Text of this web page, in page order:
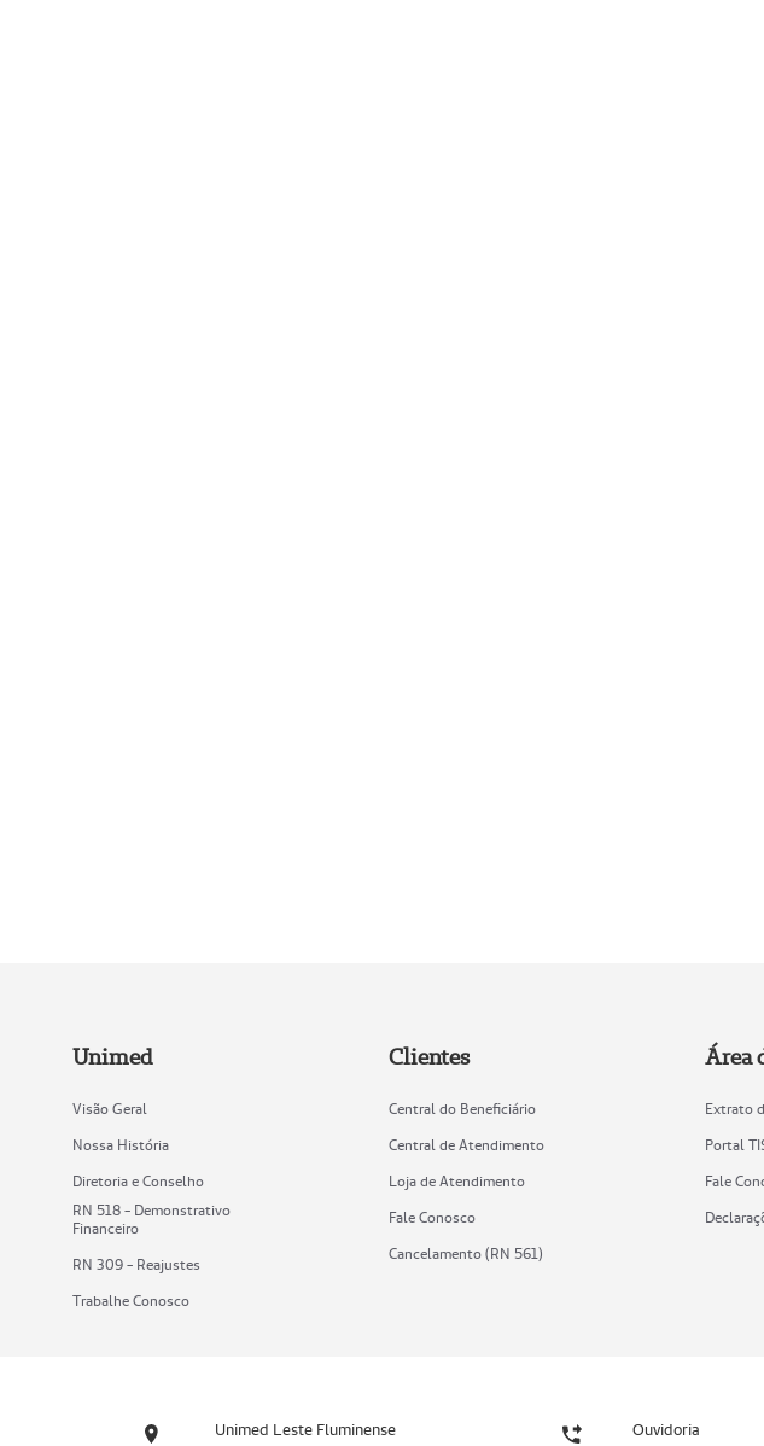
Unimed
Visão Geral
Nossa História
Diretoria e Conselho
RN 518 - Demonstrativo
Financeiro
RN 309 - Reajustes
Trabalhe Conosco
Clientes
Central do Beneficiário
Central de Atendimento
Loja de Atendimento
Fale Conosco
Cancelamento (RN 561)
Área
Extrato
Portal
Fale
Unimed Leste Fluminense Ouvidoria